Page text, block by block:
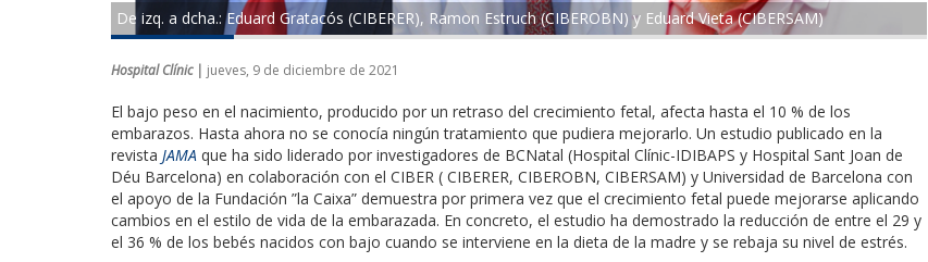
De izq. a dcha.: Eduard Gratacós (CIBERER), Ramon Estruch (CIBEROBN) y Eduard Vieta (CIBERSAM)
Hospital Clínic | jueves, 9 de diciembre de 2021
El bajo peso en el nacimiento, producido por un retraso del crecimiento fetal, afecta hasta el 10 % de los
embarazos. Hasta ahora no se conocía ningún tratamiento que pudiera mejorarlo. Un estudio publicado en la
revista JAMA que ha sido liderado por investigadores de BCNatal (Hospital Clínic-IDIBAPS y Hospital Sant Joan de
Déu Barcelona) en colaboración con el CIBER ( CIBERER, CIBEROBN, CIBERSAM) y Universidad de Barcelona con
el apoyo de la Fundación ”la Caixa” demuestra por primera vez que el crecimiento fetal puede mejorarse aplicando
cambios en el estilo de vida de la embarazada. En concreto, el estudio ha demostrado la reducción de entre el 29 y
el 36 % de los bebés nacidos con bajo cuando se interviene en la dieta de la madre y se rebaja su nivel de estrés.